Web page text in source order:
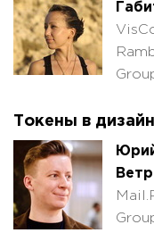
Токены в